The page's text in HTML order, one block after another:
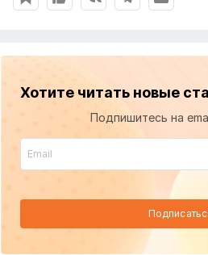
Хотите читать новые
Подпишитесь на